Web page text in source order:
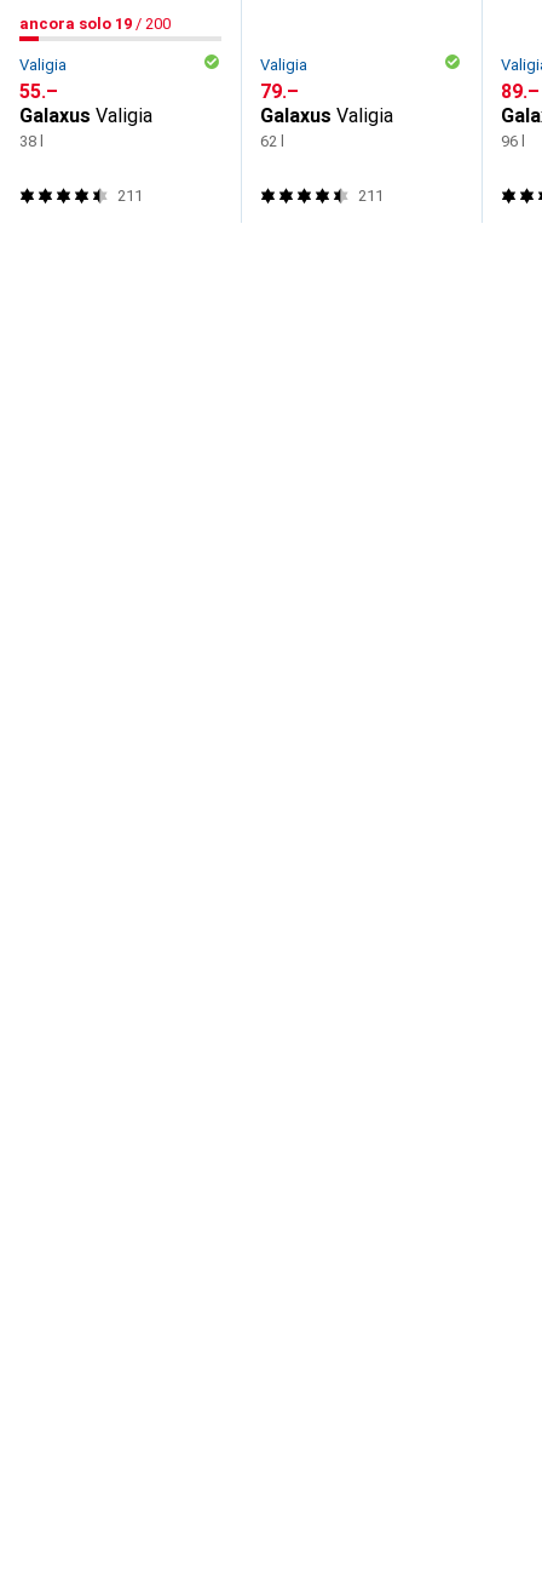
19 / 200
ancora solo 19 / 200
Valigia
CHF
55.–
Galaxus Valigia
38 l
211
Valigia
CHF
79.–
Galaxus Valigia
62 l
211
CHF
89.–
96 l